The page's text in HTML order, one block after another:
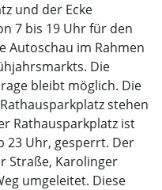
und der Ecke
7 bis 19 Uhr für den
Autoschau im Rahmen
Die
bleibt möglich. Die
stehen
Rathausparkplatz ist
23 Uhr, gesperrt. Der
Straße, Karolinger
umgeleitet. Diese